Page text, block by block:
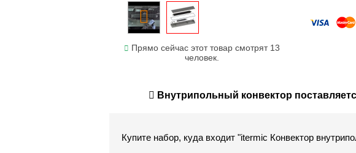
Прямо сейчас этот товар смотрят 13
человек.
Внутрипольный конвектор
Купите набор, куда входит "itermic Конвектор